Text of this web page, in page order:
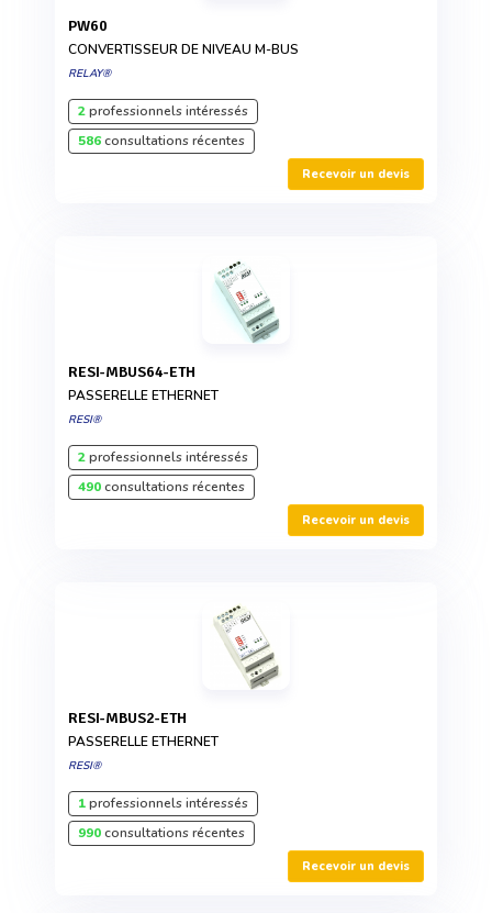
PW60
CONVERTISSEUR DE NIVEAU M-BUS
RELAY®
2professionnels intéressés
586consultations récentes
Recevoir un devis
RESI-MBUS64-ETH
PASSERELLE ETHERNET
RESI®
2professionnels intéressés
490consultations récentes
Recevoir un devis
RESI-MBUS2-ETH
PASSERELLE ETHERNET
RESI®
1professionnels intéressés
990consultations récentes
Recevoir un devis